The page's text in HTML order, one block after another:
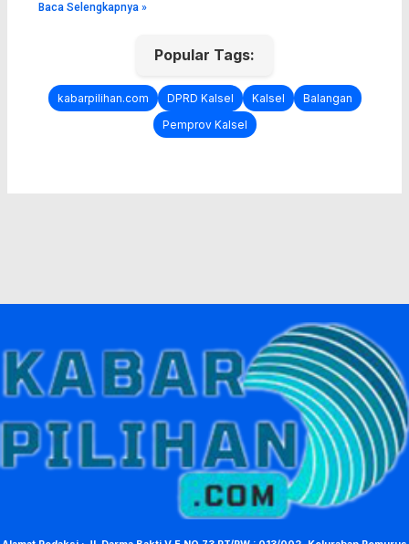
Baca Selengkapnya »
Popular Tags:
kabarpilihan.com DPRD Kalsel Kalsel
Balangan
Pemprov Kalsel